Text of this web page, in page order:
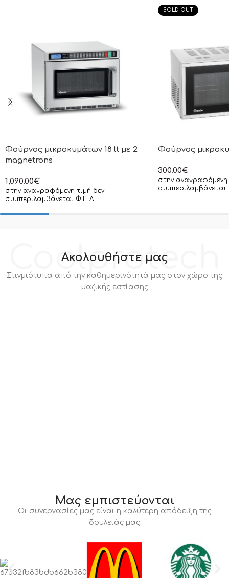
Φούρνος μικροκυμάτων 18 lt με 2
magnetrons
1,090.00€
στην αναγραφόμενη τιμή δεν
συμπεριλαμβάνεται Φ.Π.Α
SOLD OUT
Φούρνος
300.00€
στην αναγραφόμενη
Coolprotech
Ακολουθήστε μας
Στιγμιότυπα από την καθημερινότητά μας στον χώρο της
μαζικής εστίασης
Μας εμπιστεύονται
Οι συνεργασίες μας είναι η καλύτερη απόδειξη της
δουλειάς μας